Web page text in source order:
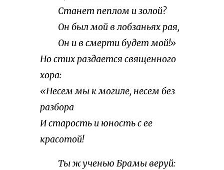
Станет пеплом и золой?
Он был мой в лобзаньях рая,
Он и в смерти будет мой!»
Но стих раздается священного
хора:
«Несем мы к могиле, несем без
разбора
И старость и юность с ее
красотой!
Ты ж ученью Брамы веруй: